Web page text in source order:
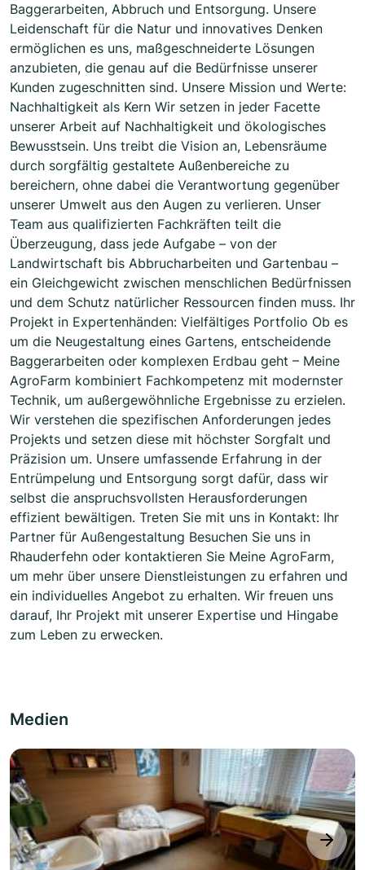
Baggerarbeiten, Abbruch und Entsorgung. Unsere
Leidenschaft für die Natur und innovatives Denken
ermöglichen es uns, maßgeschneiderte Lösungen
anzubieten, die genau auf die Bedürfnisse unserer
Kunden zugeschnitten sind. Unsere Mission und Werte:
Nachhaltigkeit als Kern Wir setzen in jeder Facette
unserer Arbeit auf Nachhaltigkeit und ökologisches
Bewusstsein. Uns treibt die Vision an, Lebensräume
durch sorgfältig gestaltete Außenbereiche zu
bereichern, ohne dabei die Verantwortung gegenüber
unserer Umwelt aus den Augen zu verlieren. Unser
Team aus qualifizierten Fachkräften teilt die
Überzeugung, dass jede Aufgabe – von der
Landwirtschaft bis Abbrucharbeiten und Gartenbau –
ein Gleichgewicht zwischen menschlichen Bedürfnissen
und dem Schutz natürlicher Ressourcen finden muss. Ihr
Projekt in Expertenhänden: Vielfältiges Portfolio Ob es
um die Neugestaltung eines Gartens, entscheidende
Baggerarbeiten oder komplexen Erdbau geht – Meine
AgroFarm kombiniert Fachkompetenz mit modernster
Technik, um außergewöhnliche Ergebnisse zu erzielen.
Wir verstehen die spezifischen Anforderungen jedes
Projekts und setzen diese mit höchster Sorgfalt und
Präzision um. Unsere umfassende Erfahrung in der
Entrümpelung und Entsorgung sorgt dafür, dass wir
selbst die anspruchsvollsten Herausforderungen
effizient bewältigen. Treten Sie mit uns in Kontakt: Ihr
Partner für Außengestaltung Besuchen Sie uns in
Rhauderfehn oder kontaktieren Sie Meine AgroFarm,
um mehr über unsere Dienstleistungen zu erfahren und
ein individuelles Angebot zu erhalten. Wir freuen uns
darauf, Ihr Projekt mit unserer Expertise und Hingabe
zum Leben zu erwecken.
Medien
next